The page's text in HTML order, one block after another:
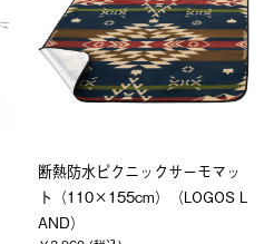
断熱防水ピクニックサーモマッ
ト（110×155cm）（LOGOS L
AND）